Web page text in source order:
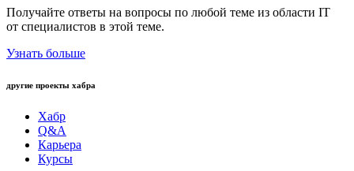
Получайте ответы на вопросы по любой теме из области IT
от специалистов в этой теме.
Узнать больше
другие проекты хабра
Хабр
Q&A
Карьера
Курсы